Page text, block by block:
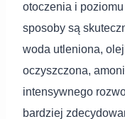
otoczenia i
sposoby są
woda utleniona,
oczyszczona,
intensywnego
bardziej